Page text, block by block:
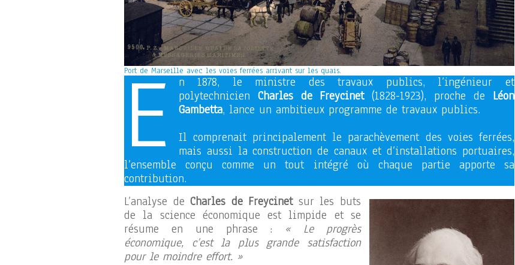
Port de Marseille avec les voies ferrées arrivant sur les quais.
E
n 1878, le ministre des travaux publics, l’ingénieur et
polytechnicien Charles de Freycinet(1828-1923), proche de Léon
Gambetta, lance un ambitieux programme de travaux publics.
Il comprenait principalement le parachèvement des voies ferrées,
mais aussi la construction de canaux et d’installations portuaires,
l’ensemble conçu comme un tout intégré où chaque partie apporte sa
contribution.
L’analyse deCharles de Freycinetsur les buts
de la science économique est limpide et se
résume en une phrase : « Le progrès
économique, c’est la plus grande satisfaction
pour le moindre effort. »